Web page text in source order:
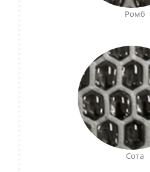
Ромб
Сота